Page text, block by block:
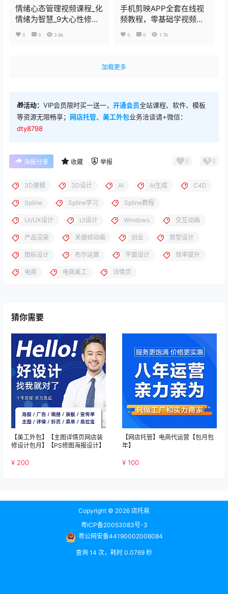
情绪心态管理视频课程_化
情绪为智慧_9大心性修习
0 0 3.8k
手机剪映APP全套在线视
频教程，零基础学视频剪
0 0 1.7k
加载更多
🎁活动： VIP会员限时买一送一， 开通会员全站课程、软件、模板
等资源无限畅享； 网店托管、美工外包业务洽谈请+微信：
dty8798
海报分享 收藏 举报 0 0
3D建模 3D设计 AI AI生成 C4D
Spline Spline学习 Spline教程
UI/UX设计 UI设计 Windows 交互动画
产品渲染 关键帧动画 创业 原型设计
图标设计 布尔运算 平面设计 效率提升
电商 电商美工 详情页
猜你需要
【美工外包】【主图详情页网店装
修设计包月】【PS修图海报设计】
¥ 200
【网店托管】电商代运营【包月包
年】
¥ 100
Copyright © 2026 店托易
粤ICP备20053083号-3
粤公网安备44190002006084
查询 14 次，耗时 0.0769 秒